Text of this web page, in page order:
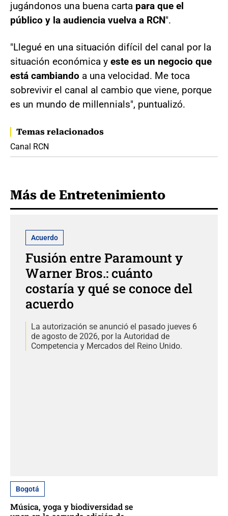
jugándonos una buena carta para que el
público y la audiencia vuelva a RCN".
"Llegué en una situación difícil del canal por la
situación económica y este es un negocio que
está cambiando a una velocidad. Me toca
sobrevivir el canal al cambio que viene, porque
es un mundo de millennials", puntualizó.
Temas relacionados
Canal RCN
Más de Entretenimiento
Acuerdo
Fusión entre Paramount y
Warner Bros.: cuánto
costaría y qué se conoce del
acuerdo
La autorización se anunció el pasado jueves 6
de agosto de 2026, por la Autoridad de
Competencia y Mercados del Reino Unido.
Bogotá
Música, yoga y biodiversidad se